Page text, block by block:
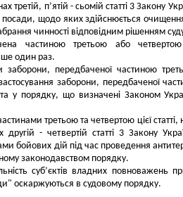
третій, п’ятій - сьомій статті 3 Закону
щодо яких здійснюється
чинності відповідним рішенням
частиною третьою або четвертою
один раз.
передбаченої частиною
заборони, передбаченої
та у порядку, що визначені Законом
третьою та четвертою цієї статті,
другій - четвертій статті 3 Закону
бойових дій під час проведення
законодавством порядку.
суб’єктів владних повноважень
оскаржуються в судовому порядку.